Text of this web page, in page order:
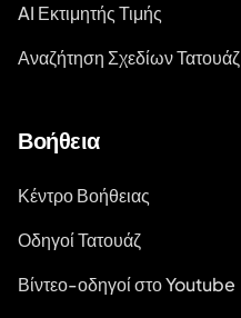
AI Εκτιμητής Τιμής
Αναζήτηση Σχεδίων Τατουάζ
Βοήθεια
Κέντρο Βοήθειας
Οδηγοί Τατουάζ
Βίντεο-οδηγοί στο Youtube